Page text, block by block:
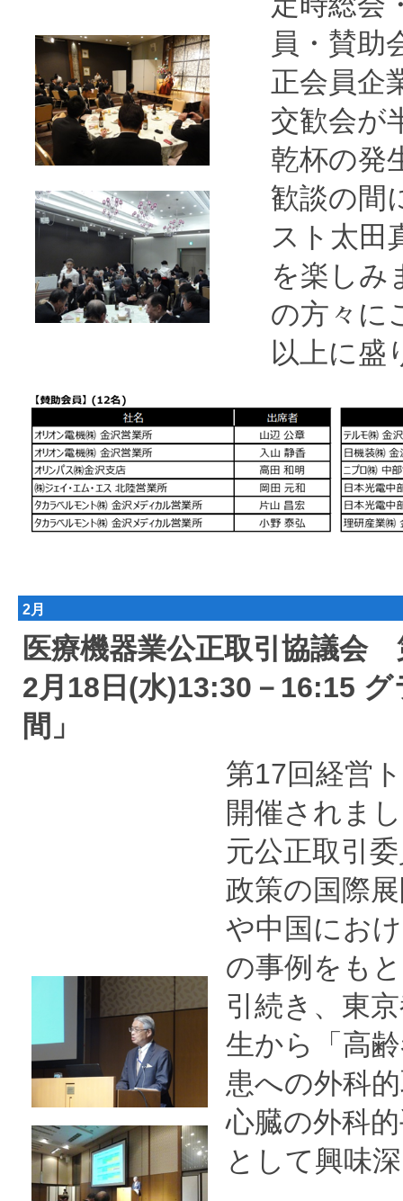
員・賛助
正会員企
交歓会が
乾杯の発
歓談の間
スト太田
を楽しみ
の方々に
以上に盛
2月
医療機器業公正取引協議会
2月18日(水)13:30－16:15
間」
第17回経営
開催されま
元公正取引
政策の国際
や中国にお
の事例をも
引続き、東
生から「高
患への外科
心臓の外科
として興味